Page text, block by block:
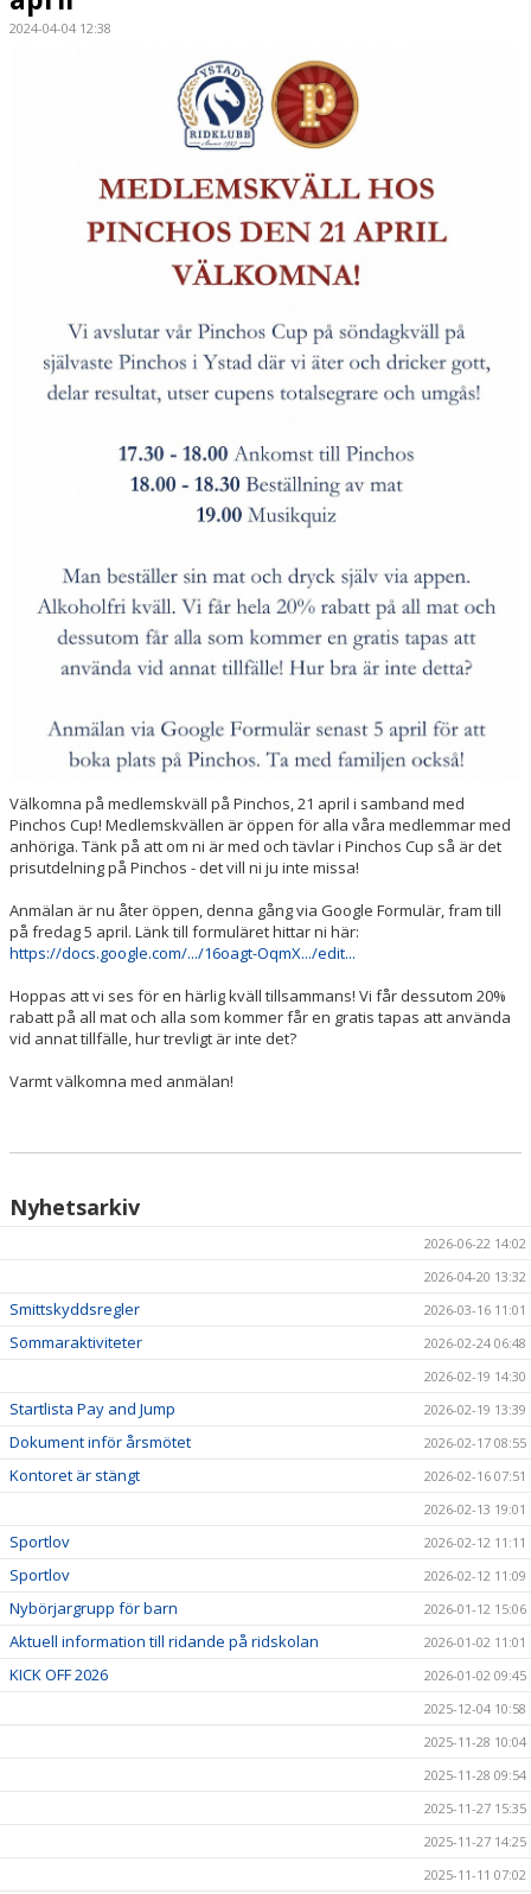
2024-04-04 12:38
Välkomna på medlemskväll på Pinchos, 21 april i samband med
Pinchos Cup! Medlemskvällen är öppen för alla våra medlemmar med
anhöriga. Tänk på att om ni är med och tävlar i Pinchos Cup så är det
prisutdelning på Pinchos - det vill ni ju inte missa!
Anmälan är nu åter öppen, denna gång via Google Formulär, fram till
på fredag 5 april. Länk till formuläret hittar ni här:
https://docs.google.com/.../16oagt-OqmX.../edit...
Hoppas att vi ses för en härlig kväll tillsammans! Vi får dessutom 20%
rabatt på all mat och alla som kommer får en gratis tapas att använda
vid annat tillfälle, hur trevligt är inte det?
Varmt välkomna med anmälan!
Nyhetsarkiv
2026-06-22 14:02
2026-04-20 13:32
Smittskyddsregler 2026-03-16 11:01
Sommaraktiviteter
2026-02-24 06:48
2026-02-19 14:30
Startlista Pay and Jump 2026-02-19 13:39
Dokument inför årsmötet 2026-02-17 08:55
Kontoret är stängt
2026-02-16 07:51
2026-02-13 19:01
Sportlov 2026-02-12 11:11
Sportlov 2026-02-12 11:09
Nybörjargrupp för barn 2026-01-12 15:06
Aktuell information till ridande på ridskolan 2026-01-02 11:01
KICK OFF 2026
2026-01-02 09:45
2025-12-04 10:58
2025-11-28 10:04
2025-11-28 09:54
2025-11-27 15:35
2025-11-27 14:25
2025-11-11 07:02